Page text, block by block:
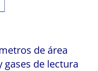
de área
de lectura